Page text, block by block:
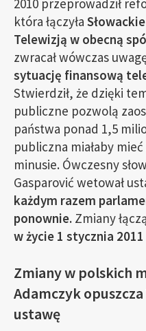
2010 przeprowadził
która łączyła
Telewizją w obecną
zwracał wówczas
sytuację finansową
Stwierdził, że dzięki
publiczne pozwolą
państwa ponad 1,5
publiczna miałaby
minusie. Ówczesny
Gasparović wetował
każdym razem
ponownie. Zmiany
w życie 1 stycznia
Zmiany w polskich
Adamczyk
ustawę